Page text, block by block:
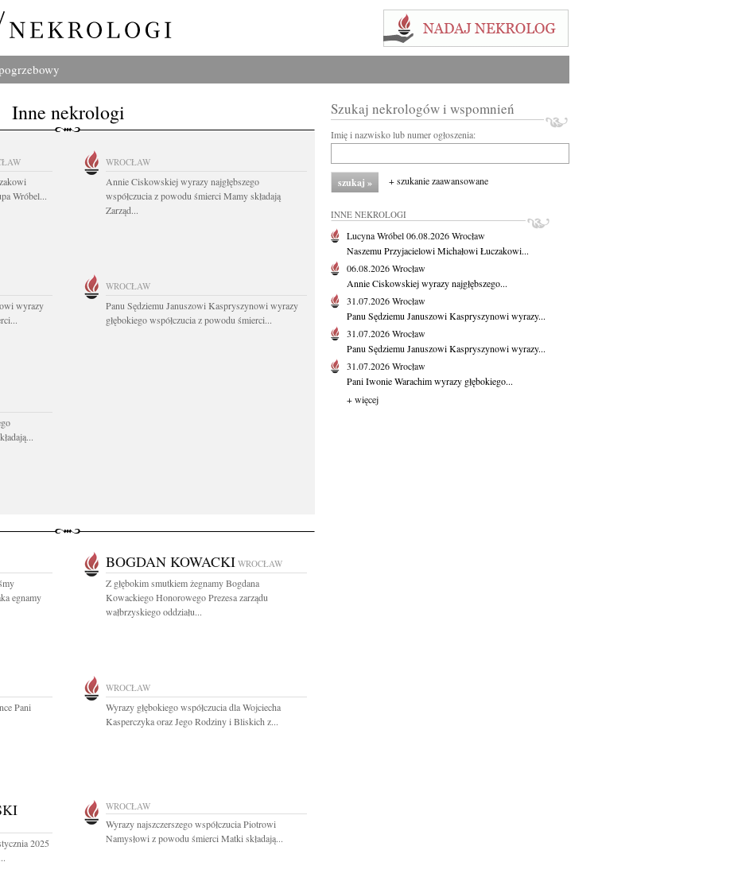
Inne nekrologi
Wróbel...
WROCŁAW
Annie Ciskowskiej wyrazy najgłębszego
współczucia z powodu śmierci Mamy składają
Zarząd...
wyrazy
WROCŁAW
Panu Sędziemu Januszowi Kaspryszynowi wyrazy
głębokiego współczucia z powodu śmierci...
egnamy
BOGDAN KOWACKI WROCŁAW
Z głębokim smutkiem żegnamy Bogdana
Kowackiego Honorowego Prezesa zarządu
wałbrzyskiego oddziału...
Pani
WROCŁAW
Wyrazy głębokiego współczucia dla Wojciecha
Kasperczyka oraz Jego Rodziny i Bliskich z...
2025
WROCŁAW
Wyrazy najszczerszego współczucia Piotrowi
Namysłowi z powodu śmierci Matki składają...
Szukaj nekrologów i wspomnień
Imię i nazwisko lub numer ogłoszenia:
+ szukanie zaawansowane
INNE NEKROLOGI
Lucyna Wróbel06.08.2026Wrocław
Naszemu Przyjacielowi Michałowi Łuczakowi...
06.08.2026Wrocław
Annie Ciskowskiej wyrazy najgłębszego...
31.07.2026Wrocław
Panu Sędziemu Januszowi Kaspryszynowi wyrazy...
31.07.2026Wrocław
Panu Sędziemu Januszowi Kaspryszynowi wyrazy...
31.07.2026Wrocław
Pani Iwonie Warachim wyrazy głębokiego...
+ więcej